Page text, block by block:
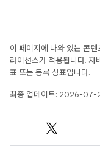
이 페이지에 나와 있는 콘
라이선스가 적용됩니다.
표 또는 등록 상표입니다.
최종 업데이트: 2026-07-